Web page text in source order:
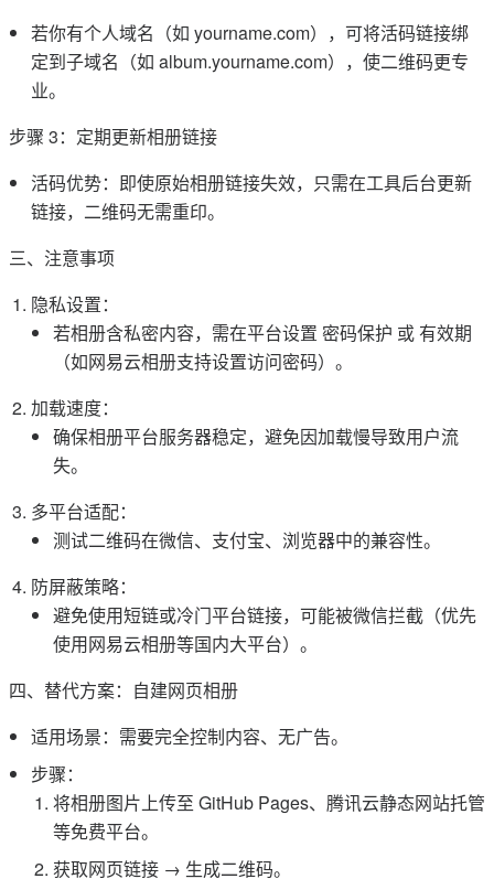
若你有个人域名（如 yourname.com），可将活码链接绑
定到子域名（如 album.yourname.com），使二维码更专
业。
步骤 3：定期更新相册链接
活码优势：即使原始相册链接失效，只需在工具后台更新
链接，二维码无需重印。
三、注意事项
隐私设置：
若相册含私密内容，需在平台设置 密码保护 或 有效期
（如网易云相册支持设置访问密码）。
加载速度：
确保相册平台服务器稳定，避免因加载慢导致用户流
失。
多平台适配：
测试二维码在微信、支付宝、浏览器中的兼容性。
防屏蔽策略：
避免使用短链或冷门平台链接，可能被微信拦截（优先
使用网易云相册等国内大平台）。
四、替代方案：自建网页相册
适用场景：需要完全控制内容、无广告。
步骤：
将相册图片上传至 GitHub Pages、腾讯云静态网站托管
等免费平台。
获取网页链接 → 生成二维码。